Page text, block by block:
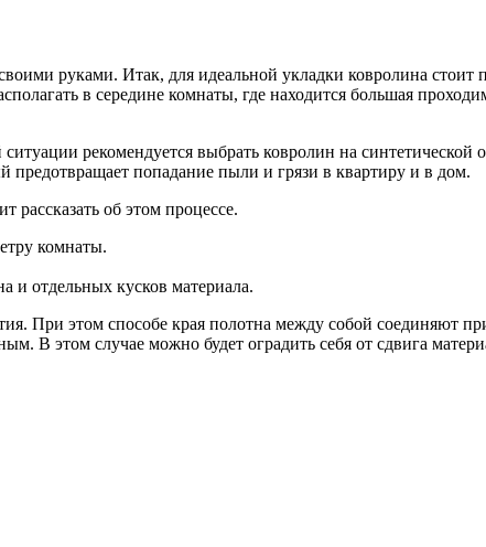
руками. Итак, для идеальной укладки ковролина
в середине комнаты, где находится большая
рекомендуется выбрать ковролин на
предотвращает попадание пыли и грязи в квартиру и в дом.
рассказать об этом процессе.
комнаты.
и отдельных кусков материала.
При этом способе края полотна между собой соединяют
В этом случае можно будет оградить себя от сдвига